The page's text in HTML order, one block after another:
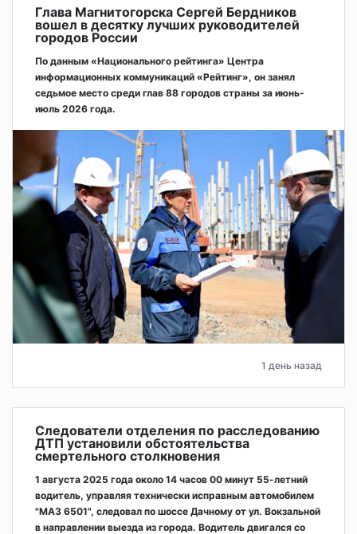
Глава Магнитогорска Сергей Бердников
вошел в десятку лучших руководителей
городов России
По данным «Национального рейтинга» Центра
информационных коммуникаций «Рейтинг», он занял
седьмое место среди глав 88 городов страны за июнь-
июль 2026 года.
1 день назад
Следователи отделения по расследованию
ДТП установили обстоятельства
смертельного столкновения
1 августа 2025 года около 14 часов 00 минут 55-летний
водитель, управляя технически исправным автомобилем
"МАЗ 6501", следовал по шоссе Дачному от ул. Вокзальной
в направлении выезда из города. Водитель двигался со